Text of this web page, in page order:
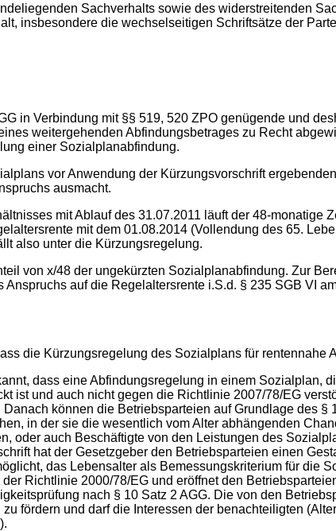
Sachverhalts sowie des widerstreitenden
insbesondere die wechselseitigen Schriftsätze der
in Verbindung mit §§ 519, 520 ZPO genügende und
weitergehenden Abfindungsbetrages zu Recht
einer Sozialplanabfindung.
vor Anwendung der Kürzungsvorschrift
ausmacht.
mit Ablauf des 31.07.2011 läuft der 48-monatige
mit dem 01.08.2014 (Vollendung des 65.
also unter die Kürzungsregelung.
von x/48 der ungekürzten Sozialplanabfindung. Zur
auf die Regelaltersrente i.S.d. § 235 SGB VI
die Kürzungsregelung des Sozialplans für
dass eine Abfindungsregelung in einem Sozialplan,
ist und auch nicht gegen die Richtlinie 2007/78/EG
können die Betriebsparteien auf Grundlage des §
in der sie die wesentlich vom Alter abhängenden
oder auch Beschäftigte von den Leistungen des
hat der Gesetzgeber den Betriebsparteien einen
das Lebensalter als Bemessungskriterium für die
Richtlinie 2000/78/EG und eröffnet den
nach § 10 Satz 2 AGG. Die von den
fördern und darf die Interessen der benachteiligten